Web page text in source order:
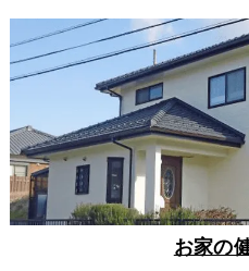
お家の